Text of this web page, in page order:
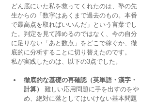
どん底にいた私を救ってくれたのは、塾の先
生からの「数字はあくまで過去のもの。本番
で最高点を取ればいいんだ」という言葉でし
た。判定を見て諦めるのではなく、今の自分
に足りない「あと数点」をどこで稼ぐか、徹
底的に分析することに切り替えたのです。
私が実践したのは、以下の3点でした。
徹底的な基礎の再確認（英単語・漢字・
計算）
難しい応用問題に手を出すのをや
め、絶対に落としてはいけない基本問題